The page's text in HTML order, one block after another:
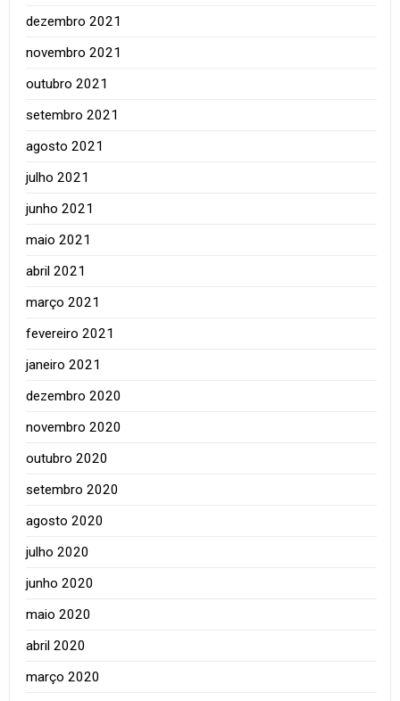
dezembro 2021
novembro 2021
outubro 2021
setembro 2021
agosto 2021
julho 2021
junho 2021
maio 2021
abril 2021
março 2021
fevereiro 2021
janeiro 2021
dezembro 2020
novembro 2020
outubro 2020
setembro 2020
agosto 2020
julho 2020
junho 2020
maio 2020
abril 2020
março 2020